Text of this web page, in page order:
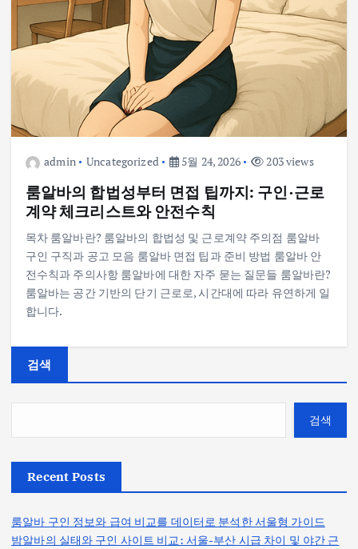
admin Uncategorized 5월 24, 2026 203 views
룸알바의 합법성부터 면접 팁까지: 구인·근로
계약 체크리스트와 안전수칙
목차 룸알바란? 룸알바의 합법성 및 근로계약 주의점 룸알바
구인 구직과 공고 모음 룸알바 면접 팁과 준비 방법 룸알바 안
전수칙과 주의사항 룸알바에 대한 자주 묻는 질문들 룸알바란?
룸알바는 공간 기반의 단기 근로로, 시간대에 따라 유연하게 일
합니다.
검색
검색
Recent Posts
룸알바 구인 정보와 급여 비교를 데이터로 분석한 서울형 가이드
밤알바의 실태와 구인 사이트 비교: 서울-부산 시급 차이 및 야간 근